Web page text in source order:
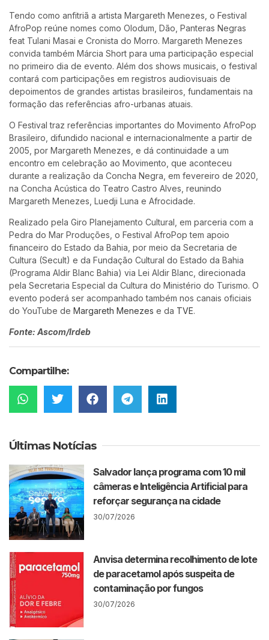
Tendo como anfitriã a artista Margareth Menezes, o Festival
AfroPop reúne nomes como Olodum, Dão, Panteras Negras
feat Tulani Masai e Cronista do Morro. Margareth Menezes
convida também Márcia Short para uma participação especial
no primeiro dia de evento. Além dos shows musicais, o festival
contará com participações em registros audiovisuais de
depoimentos de grandes artistas brasileiros, fundamentais na
formação das referências afro-urbanas atuais.
O Festival traz referências importantes do Movimento AfroPop
Brasileiro, difundido nacional e internacionalmente a partir de
2005, por Margareth Menezes, e dá continuidade a um
encontro em celebração ao Movimento, que aconteceu
durante a realização da Concha Negra, em fevereiro de 2020,
na Concha Acústica do Teatro Castro Alves, reunindo
Margareth Menezes, Luedji Luna e Afrocidade.
Realizado pela Giro Planejamento Cultural, em parceria com a
Pedra do Mar Produções, o Festival AfroPop tem apoio
financeiro do Estado da Bahia, por meio da Secretaria de
Cultura (Secult) e da Fundação Cultural do Estado da Bahia
(Programa Aldir Blanc Bahia) via Lei Aldir Blanc, direcionada
pela Secretaria Especial da Cultura do Ministério do Turismo. O
evento poderá ser acompanhado também nos canais oficiais
do YouTube de Margareth Menezes e da TVE.
Fonte: Ascom/Irdeb
Compartilhe:
Últimas Notícias
Salvador lança programa com 10 mil
câmeras e Inteligência Artificial para
reforçar segurança na cidade
30/07/2026
Anvisa determina recolhimento de lote
de paracetamol após suspeita de
contaminação por fungos
30/07/2026